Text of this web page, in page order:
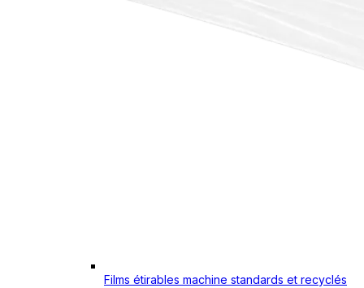
Films étirables machine standards et recyclés